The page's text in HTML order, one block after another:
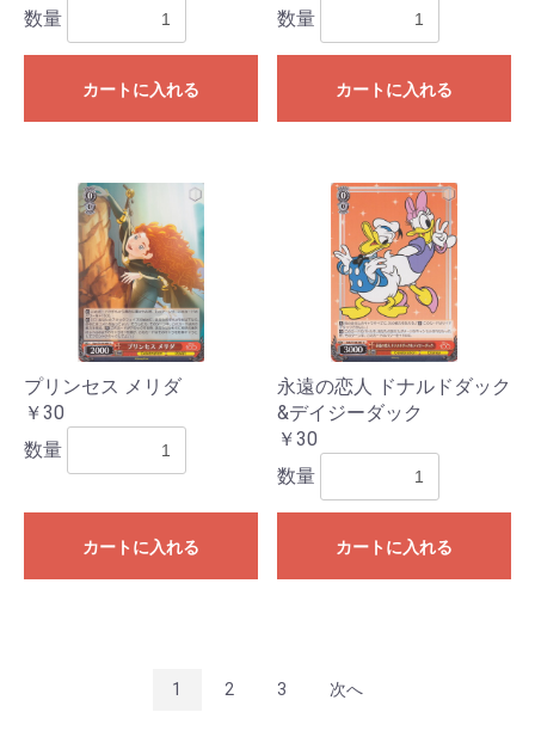
数量
カートに入れる
数量
カートに入れる
プリンセス メリダ
￥30
数量
カートに入れる
永遠の恋人 ドナルドダック
&デイジーダック
￥30
数量
カートに入れる
1 2 3 次へ